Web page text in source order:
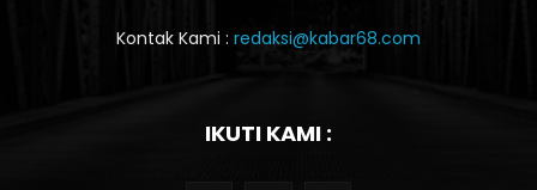
Kontak Kami : redaksi@kabar68.com
IKUTI KAMI :